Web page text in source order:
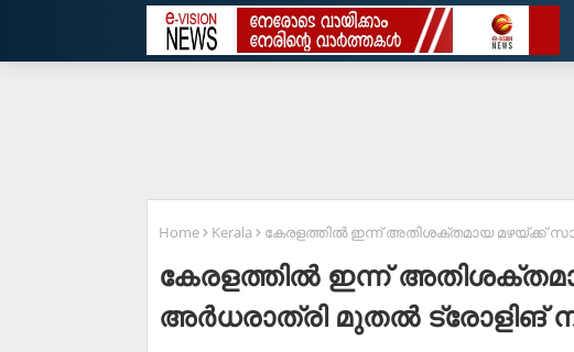
Home Kerala കേരളത്തിൽ ഇന്ന് അതിശക്തമായ മഴയ്ക്ക്
കേരളത്തിൽ ഇന്ന്
അർധരാത്രി മുതൽ ട്രോളിങ്